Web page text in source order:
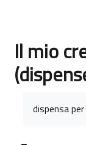
Il mio
dispensa